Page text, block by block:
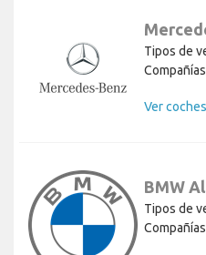
Tipos de
Ver
BMW
Tipos de